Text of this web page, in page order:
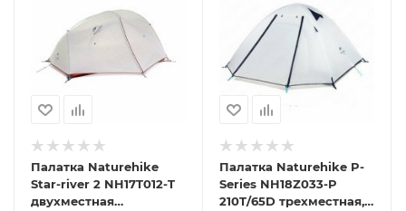
Палатка Naturehike
Star-river 2 NH17T012-T
двухместная
Палатка Naturehike P-
Series NH18Z033-P
210T/65D трехместная,